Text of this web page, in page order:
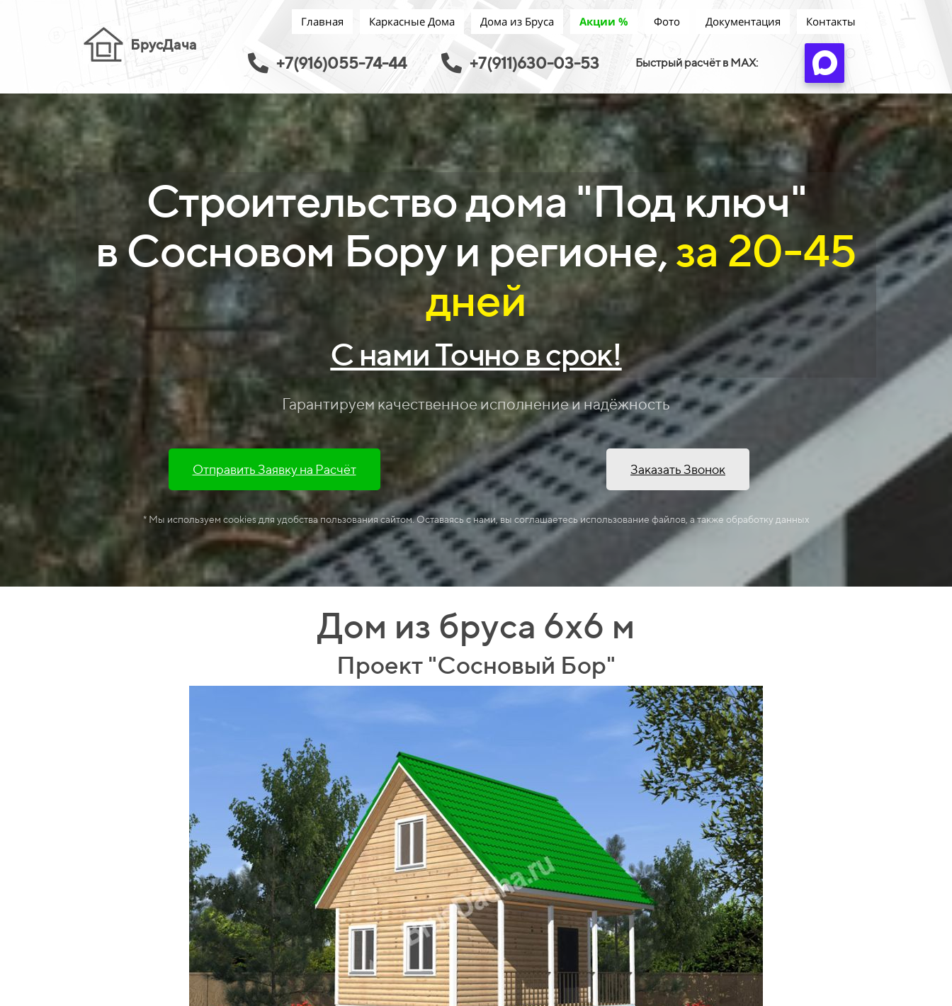
БрусДача
Главная Каркасные Дома Дома из Бруса Акции % Фото Документация Контакты
+7(916)055-74-44 +7(911)630-03-53 Быстрый расчёт в MAX:
Строительство дома "Под ключ"
в Сосновом Бору и регионе,за 20-45
дней
С нами Точно в срок!
Гарантируем качественное исполнение и надёжность
Отправить Заявку на Расчёт Заказать Звонок
* Мы используем cookies для удобства пользования сайтом. Оставаясь с нами, вы соглашаетесь использование файлов, а также обработку данных
Дом из бруса 6х6 м
Проект "Сосновый Бор"